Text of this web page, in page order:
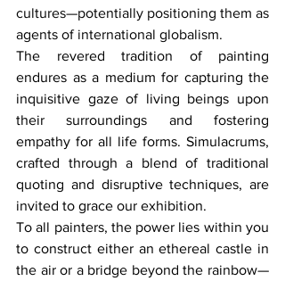
cultures—potentially positioning them as
agents of international globalism.
The revered tradition of painting
endures as a medium for capturing the
inquisitive gaze of living beings upon
their surroundings and fostering
empathy for all life forms. Simulacrums,
crafted through a blend of traditional
quoting and disruptive techniques, are
invited to grace our exhibition.
To all painters, the power lies within you
to construct either an ethereal castle in
the air or a bridge beyond the rainbow—